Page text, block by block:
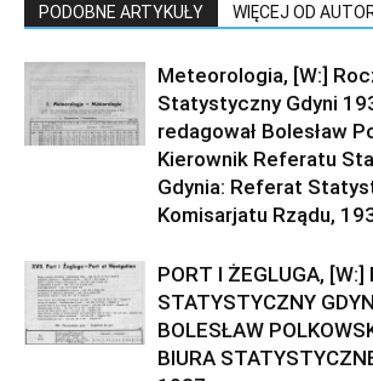
PODOBNE ARTYKUŁY WIĘCEJ OD
Meteorologia, [W:]
Statystyczny Gdyni
redagował Bolesław
Kierownik Referatu
Gdynia: Referat
Komisarjatu Rządu,
PORT I ŻEGLUGA, [W:]
STATYSTYCZNY
BOLESŁAW
BIURA